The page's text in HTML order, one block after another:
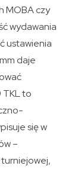
MOBA czy
wydawania
ustawienia
daje
TKL to
się w
–